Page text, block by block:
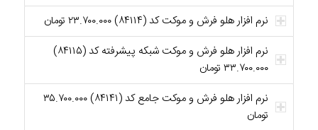
نرم افزار هلو فرش و موکت کد (۸۴۱۱۴) ۲۳.۷۰۰.۰۰۰ تومان
نرم افزار هلو فرش و موکت شبکه پیشرفته کد (۸۴۱۱۵)
۳۳.۷۰۰.۰۰۰ تومان
نرم افزار هلو فرش و موکت جامع کد (۸۴۱۴۱) ۳۵.۷۰۰.۰۰۰
تومان